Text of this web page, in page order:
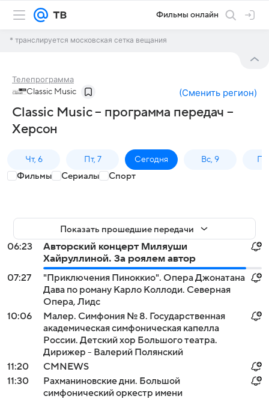
Фильмы онлайн
* транслируется московская сетка вещания
Телепрограмма
Classic Music (Сменить регион)
Classic Music – программа передач –
Херсон
Чт, 6 Пт, 7 Сегодня Вс, 9
Фильмы Сериалы Спорт
Показать прошедшие передачи
06:23
Авторский концерт Миляуши
Хайруллиной. За роялем автор
07:27
"Приключения Пиноккио". Опера Джонатана
Дава по роману Карло Коллоди. Северная
Опера, Лидс
10:06
Малер. Симфония № 8. Государственная
академическая симфоническая капелла
России. Детский хор Большого театра.
Дирижер - Валерий Полянский
11:20
СМNEWS
11:30
Рахманиновские дни. Большой
симфонический оркестр имени